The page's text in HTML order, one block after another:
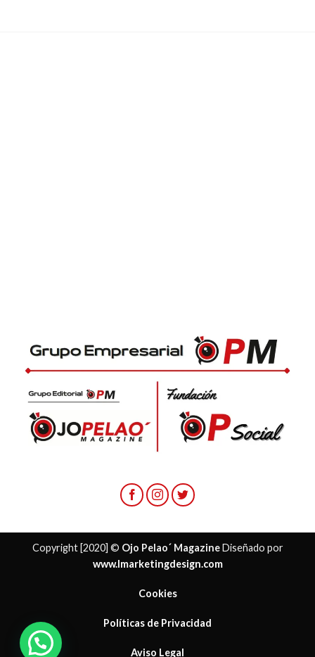
Copyright [2020] © Ojo Pelao´ MagazineDiseñado por
www.lmarketingdesign.com
Cookies
Políticas de Privacidad
Aviso Legal